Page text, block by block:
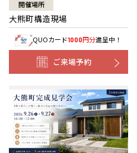
開催場所
大熊町構造現場
QUOカード1000円分進呈中！
ご来場予約